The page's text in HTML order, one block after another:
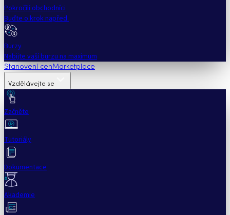
Pokročilí obchodníci
Buďte o krok napřed.
Burzy
Nabijte vaší burzu na maximum
Stanovení cenMarketplace
Vzdělávejte se
Začněte
Tutoriály
Dokumentace
Akademie